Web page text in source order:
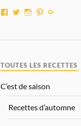
TOUTES LES RECETTES
C’est de saison
Recettes d’automne